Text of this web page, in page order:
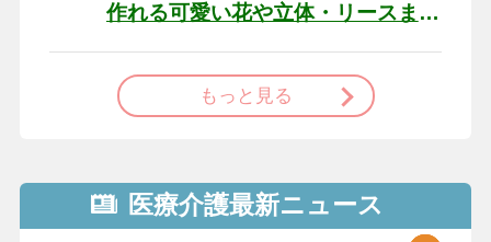
作れる可愛い花や立体・リースま
で
もっと見る
医療介護最新ニュース